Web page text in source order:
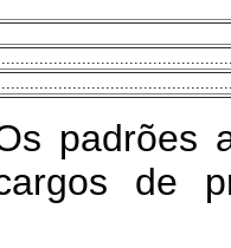
padrões
de